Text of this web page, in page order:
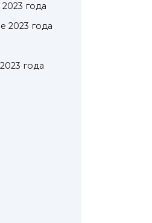
года
2023 года
года